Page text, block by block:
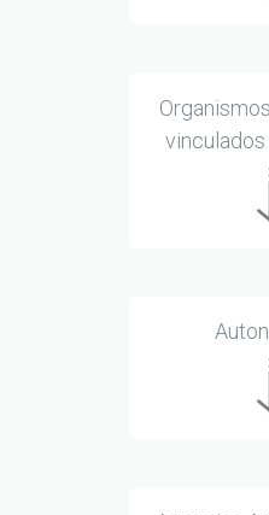
vinculados